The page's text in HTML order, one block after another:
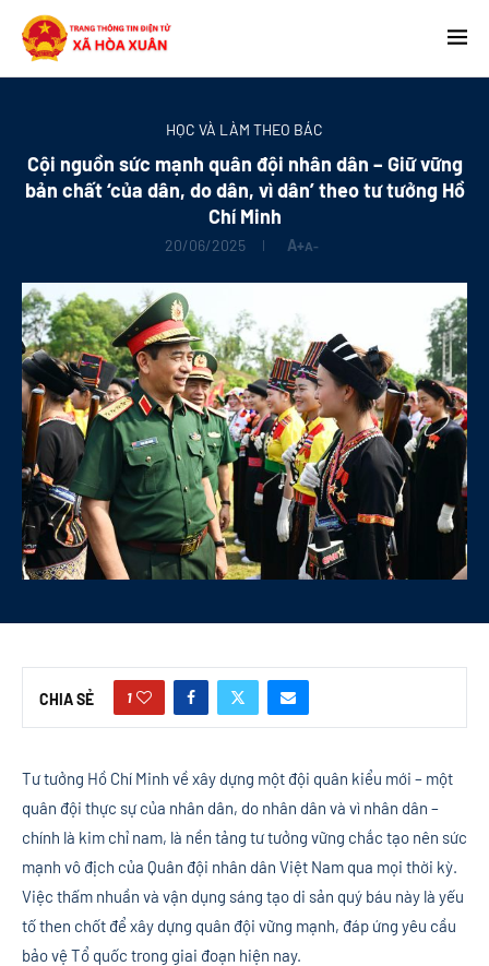
HỌC VÀ LÀM THEO BÁC
Cội nguồn sức mạnh quân đội nhân dân – Giữ vững
bản chất ‘của dân, do dân, vì dân’ theo tư tưởng Hồ
Chí Minh
20/06/2025 A+A-
CHIA SẺ 1
Tư tưởng Hồ Chí Minh về xây dựng một đội quân kiểu mới – một
quân đội thực sự của nhân dân, do nhân dân và vì nhân dân –
chính là kim chỉ nam, là nền tảng tư tưởng vững chắc tạo nên sức
mạnh vô địch của Quân đội nhân dân Việt Nam qua mọi thời kỳ.
Việc thấm nhuần và vận dụng sáng tạo di sản quý báu này là yếu
tố then chốt để xây dựng quân đội vững mạnh, đáp ứng yêu cầu
bảo vệ Tổ quốc trong giai đoạn hiện nay.